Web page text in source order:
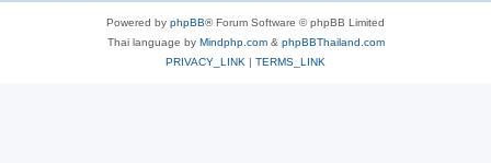
Powered by phpBB® Forum Software © phpBB Limited
Thai language by Mindphp.com& phpBBThailand.com
PRIVACY_LINK | TERMS_LINK